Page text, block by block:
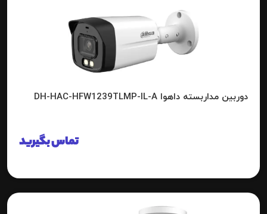
دوربین مداربسته داهوا DH-HAC-HFW1239TLMP-IL-A
تماس بگیرید